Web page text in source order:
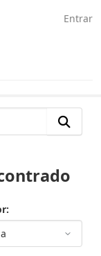
Entrar